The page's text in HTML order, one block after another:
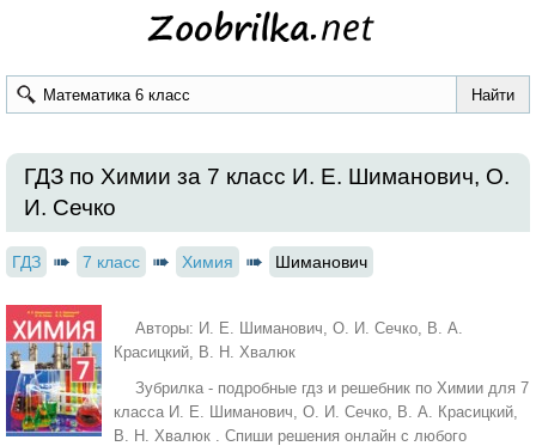
ГДЗ по Химии за 7 класс И. Е. Шиманович, О.
И. Сечко
ГДЗ 7 класс Химия Шиманович
Авторы: И. Е. Шиманович, О. И. Сечко, В. А.
Красицкий, В. Н. Хвалюк
Зубрилка - подробные гдз и решебник по Химии для 7
класса И. Е. Шиманович, О. И. Сечко, В. А. Красицкий,
В. Н. Хвалюк . Спиши решения онлайн с любого